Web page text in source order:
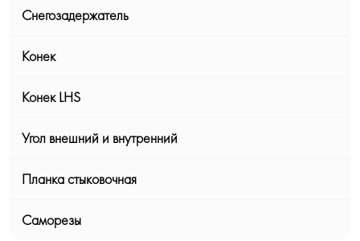
Снегозадержатель
Конек
Конек LHS
Угол внешний и внутренний
Планка стыковочная
Саморезы